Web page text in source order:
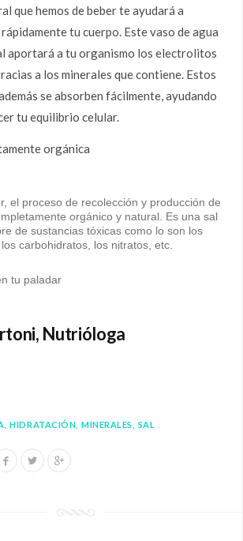
que hemos de beber te ayudará a
tu cuerpo. Este vaso de agua
aportará a tu organismo los electrolitos
a los minerales que contiene. Estos
se absorben fácilmente, ayudando
tu equilibrio celular.
orgánica
el proceso de recolección y producción de
orgánico y natural. Es una sal
de sustancias tóxicas como lo son los
carbohidratos, los nitratos, etc.
tu paladar
Nutrióloga
HIDRATACIÓN MINERALES SAL